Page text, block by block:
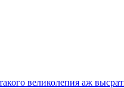
великолепия аж